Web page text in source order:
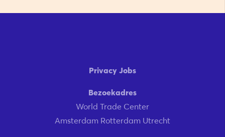
Privacy Jobs
Bezoekadres
World Trade Center
Amsterdam Rotterdam Utrecht